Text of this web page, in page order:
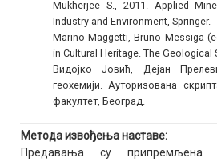
Mukherjee S., 2011. Applied
Industry and Environment, Springer.
Marino Maggetti, Bruno Messiga
in Cultural Heritage. The Geological
Видојко Јовић, Дејан
геохемији. Ауторизована
факултет, Београд.
Метода извођења наставе:
Предавања су